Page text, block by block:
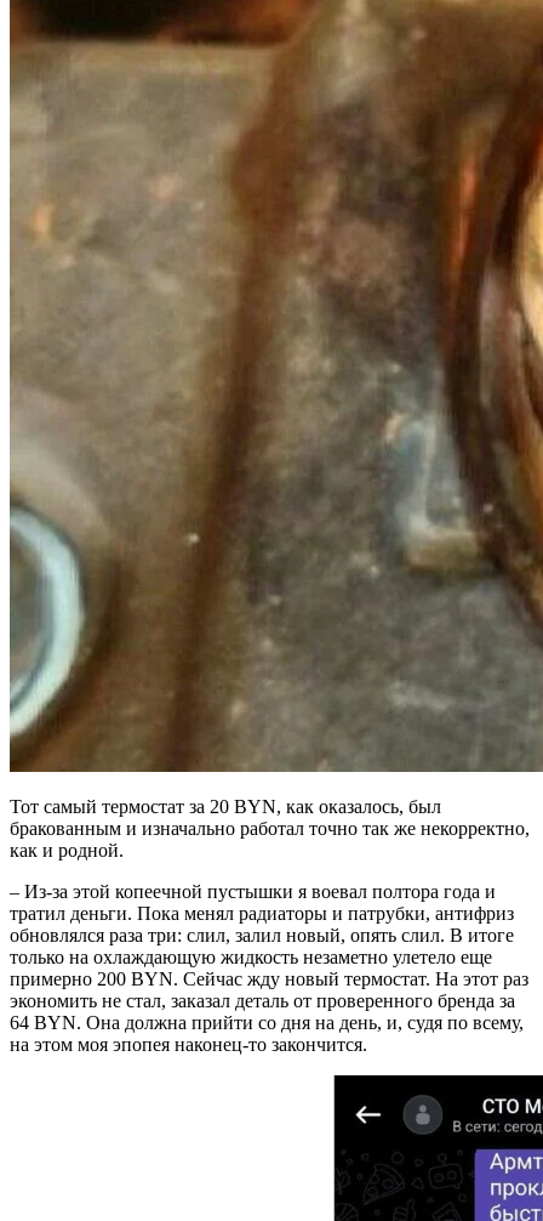
Тот самый термостат за 20 BYN, как оказалось, был
бракованным и изначально работал точно так же некорректно,
как и родной.
– Из-за этой копеечной пустышки я воевал полтора года и
тратил деньги. Пока менял радиаторы и патрубки, антифриз
обновлялся раза три: слил, залил новый, опять слил. В итоге
только на охлаждающую жидкость незаметно улетело еще
примерно 200 BYN. Сейчас жду новый термостат. На этот раз
экономить не стал, заказал деталь от проверенного бренда за
64 BYN. Она должна прийти со дня на день, и, судя по всему,
на этом моя эпопея наконец-то закончится.